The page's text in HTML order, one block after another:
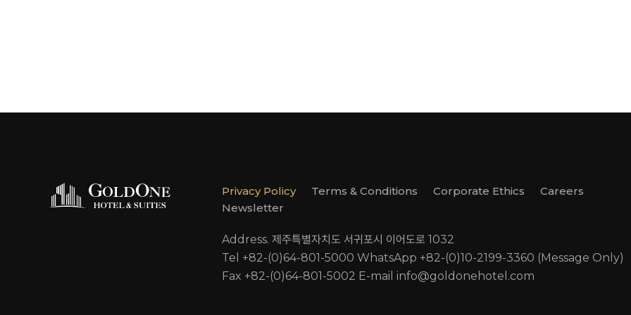
Privacy Policy Terms & Conditions Corporate Ethics
Careers
Newsletter
Address. 제주특별자치도 서귀포시 이어도로 1032
Tel +82-(0)64-801-5000 WhatsApp +82-(0)10-2199-3360 (Message Only)
Fax +82-(0)64-801-5002 E-mail info@goldonehotel.com